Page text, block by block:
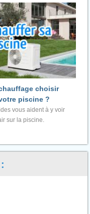
choisir
piscine ?
vous aident à y voir
sur la piscine.